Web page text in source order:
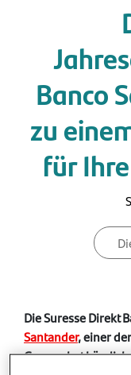
Banco
zu
für
Die Suresse Direkt
Santander, einer
Gruppe hat